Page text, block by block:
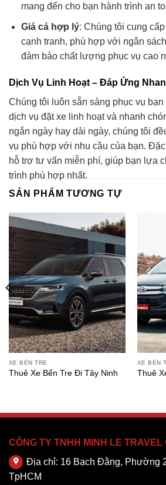
mang đến cho bạn hành trình an
Giá cả hợp lý: Chúng tôi cung
cạnh tranh, phù hợp với ngân
đảm bảo chất lượng phục vụ cao
Dịch Vụ Linh Hoạt – Đáp Ứng
Chúng tôi luôn sẵn sàng phục vụ
dịch vụ đặt xe linh hoạt và nhanh
ngắn ngày hay dài ngày, chúng tôi
vụ phù hợp với nhu cầu của bạn.
hỗ trợ tư vấn miễn phí, giúp bạn lựa
trình phù hợp nhất.
SẢN PHẨM TƯƠNG TỰ
XE BẾN TRE
Thuê Xe Bến Tre Đi Tây Ninh
XE BẾN
Thuê
CÔNG TY TNHH MINH LE TRAVEL
Địa chỉ: 16 Bạch Đằng, Phường
TpHCM